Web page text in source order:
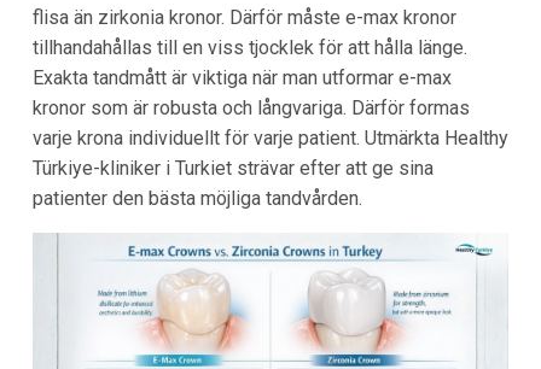
flisa än zirkonia kronor. Därför måste e-max kronor
tillhandahållas till en viss tjocklek för att hålla länge.
Exakta tandmått är viktiga när man utformar e-max
kronor som är robusta och långvariga. Därför formas
varje krona individuellt för varje patient. Utmärkta Healthy
Türkiye-kliniker i Turkiet strävar efter att ge sina
patienter den bästa möjliga tandvården.